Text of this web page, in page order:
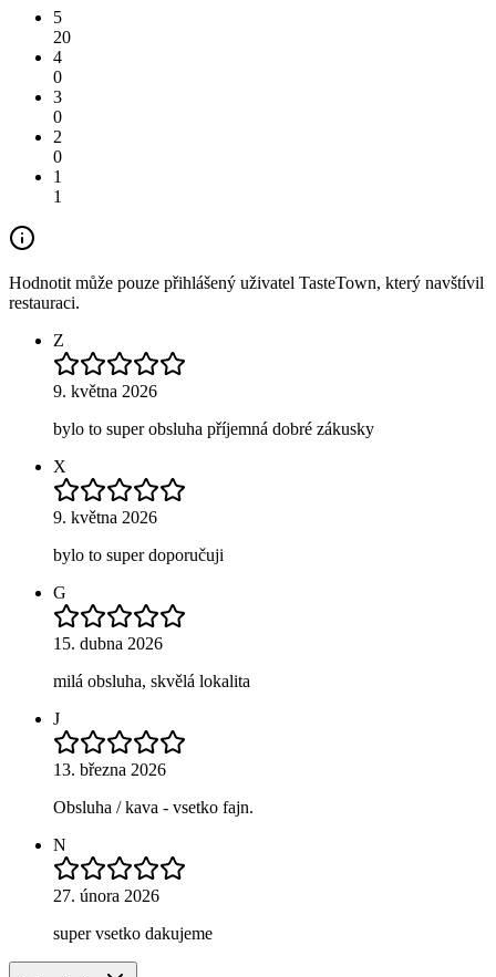
5
20
4
0
3
0
2
0
1
1
Hodnotit může pouze přihlášený uživatel TasteTown, který navštívil
restauraci.
Z
9. května 2026
bylo to super obsluha příjemná dobré zákusky
X
9. května 2026
bylo to super doporučuji
G
15. dubna 2026
milá obsluha, skvělá lokalita
J
13. března 2026
Obsluha / kava - vsetko fajn.
N
27. února 2026
super vsetko dakujeme